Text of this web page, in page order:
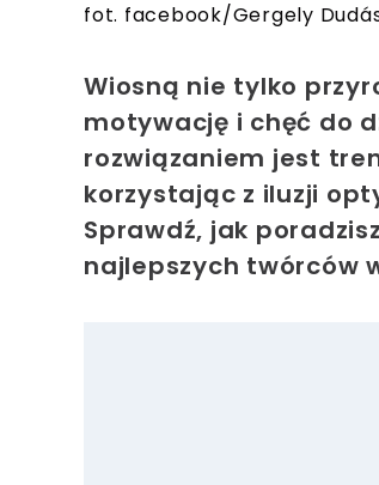
fot. facebook/Gergely
Wiosną nie tylko
motywację i chęć do
rozwiązaniem jest
korzystając z iluzji
Sprawdź, jak
najlepszych twórców